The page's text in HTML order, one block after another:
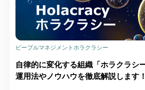
ピープルマネジメント ホラクラシー
自律的に変化する組織「ホラクラシ
運用法やノウハウを徹底解説します！